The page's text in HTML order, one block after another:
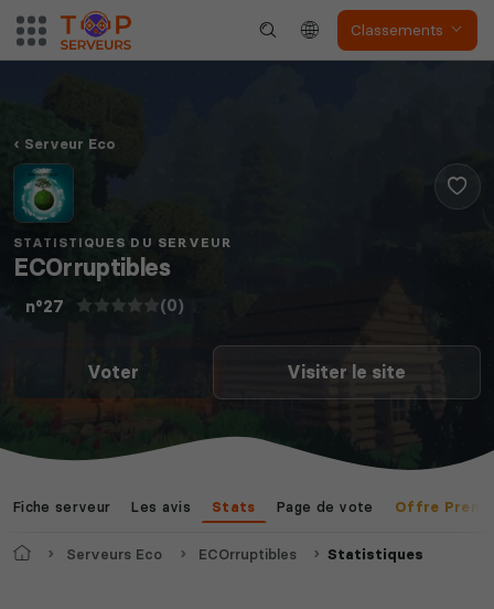
Classements
Serveur Eco
STATISTIQUES DU SERVEUR
ECOrruptibles
n°27 (0)
Voter Visiter le site
Fiche serveur Les avis Stats Page de vote Offre
AccueilServeurs Eco ECOrruptibles Statistiques